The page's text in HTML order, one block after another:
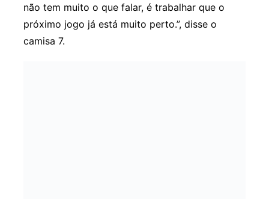
não tem muito o que falar, é trabalhar que o
próximo jogo já está muito perto.”, disse o
camisa 7.